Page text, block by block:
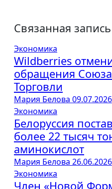
Связанная запись
Экономика
Wildberries
обращения
Торговли
Мария Белова 09.07.2026
Экономика
Белоруссия
более 22 тысяч
аминокислот
Мария Белова 26.06.2026
Экономика
Член «Новой